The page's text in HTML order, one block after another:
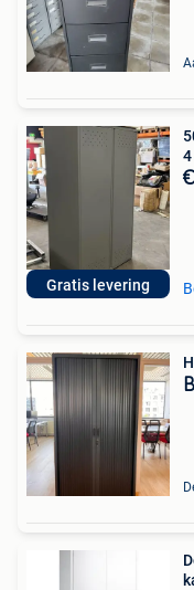
Gratis levering